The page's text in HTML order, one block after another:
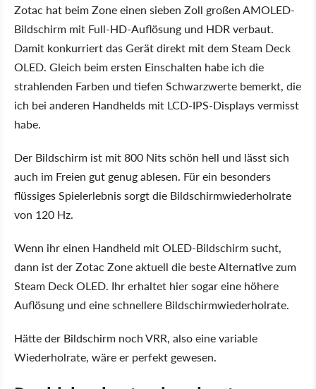
Zotac hat beim Zone einen sieben Zoll großen AMOLED-
Bildschirm mit Full-HD-Auflösung und HDR verbaut.
Damit konkurriert das Gerät direkt mit dem Steam Deck
OLED. Gleich beim ersten Einschalten habe ich die
strahlenden Farben und tiefen Schwarzwerte bemerkt, die
ich bei anderen Handhelds mit LCD-IPS-Displays vermisst
habe.
Der Bildschirm ist mit 800 Nits schön hell und lässt sich
auch im Freien gut genug ablesen. Für ein besonders
flüssiges Spielerlebnis sorgt die Bildschirmwiederholrate
von 120 Hz.
Wenn ihr einen Handheld mit OLED-Bildschirm sucht,
dann ist der Zotac Zone aktuell die beste Alternative zum
Steam Deck OLED. Ihr erhaltet hier sogar eine höhere
Auflösung und eine schnellere Bildschirmwiederholrate.
Hätte der Bildschirm noch VRR, also eine variable
Wiederholrate, wäre er perfekt gewesen.